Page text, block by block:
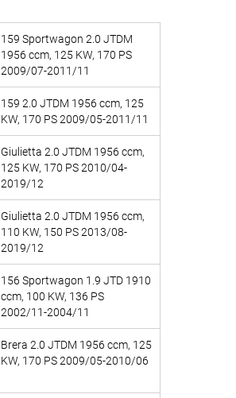
159 Sportwagon 2.0 JTDM
1956 ccm, 125 KW, 170 PS
2009/07-2011/11
159 2.0 JTDM 1956 ccm, 125
KW, 170 PS 2009/05-2011/11
Giulietta 2.0 JTDM 1956 ccm,
125 KW, 170 PS 2010/04-
2019/12
Giulietta 2.0 JTDM 1956 ccm,
110 KW, 150 PS 2013/08-
2019/12
156 Sportwagon 1.9 JTD 1910
ccm, 100 KW, 136 PS
2002/11-2004/11
Brera 2.0 JTDM 1956 ccm, 125
KW, 170 PS 2009/05-2010/06